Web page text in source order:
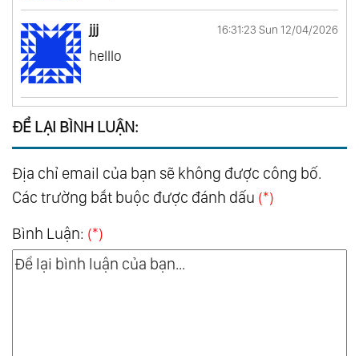
jjj 16:31:23 Sun 12/04/2026
helllo
ĐỂ LẠI BÌNH LUẬN:
Địa chỉ email của bạn sẽ không được công bố.
Các trường bắt buộc được đánh dấu (*)
Bình Luận: (*)